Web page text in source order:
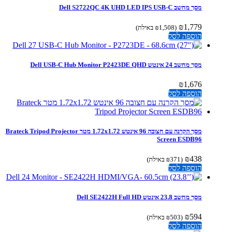
מסך מחשב Dell S2722QC 4K UHD LED IPS USB-C
₪1,779
(
₪1,508 באילת)
הוספה לסל
מסך מחשב ‏24 ‏אינטש Dell USB-C Hub Monitor P2423DE QHD
₪1,676
הוספה לסל
מסך הקרנה עם חצובה 96 אינטש 1.72x1.72 מטר Brateck Tripod Projector
Screen ESDB96
₪
(
₪ 371 באילת)
הוספה לסל
מסך מחשב ‏23.8 ‏אינטש Dell SE2422H Full HD
₪
(
₪ 503 באילת)
הוספה לסל